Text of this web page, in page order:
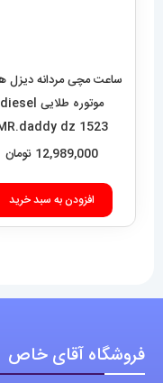
افزودن به سبد خرید
فروشگاه آقای خاص